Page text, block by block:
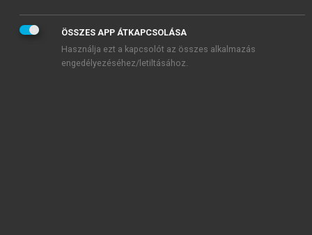
ÖSSZES APP ÁTKAPCSOLÁSA
Használja ezt a kapcsolót az összes alkalmazás
engedélyezéséhez/letiltásához.